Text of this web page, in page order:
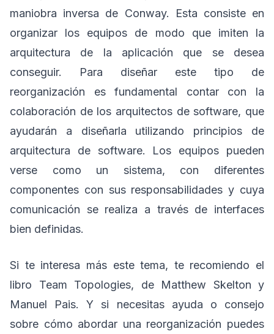
maniobra inversa de Conway. Esta consiste en
organizar los equipos de modo que imiten la
arquitectura de la aplicación que se desea
conseguir. Para diseñar este tipo de
reorganización es fundamental contar con la
colaboración de los arquitectos de software, que
ayudarán a diseñarla utilizando principios de
arquitectura de software. Los equipos pueden
verse como un sistema, con diferentes
componentes con sus responsabilidades y cuya
comunicación se realiza a través de interfaces
bien definidas.
Si te interesa más este tema, te recomiendo el
libro Team Topologies, de Matthew Skelton y
Manuel Pais. Y si necesitas ayuda o consejo
sobre cómo abordar una reorganización puedes